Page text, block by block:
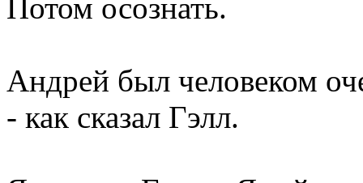
Потом осознать.
Андрей был человеком
- как сказал Гэлл.